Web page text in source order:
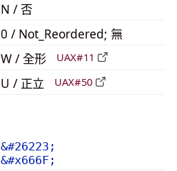
N / 否
0 / Not_Reordered; 無
W / 全形 UAX#11
U / 正立 UAX#50
&#26223;
&#x666F;